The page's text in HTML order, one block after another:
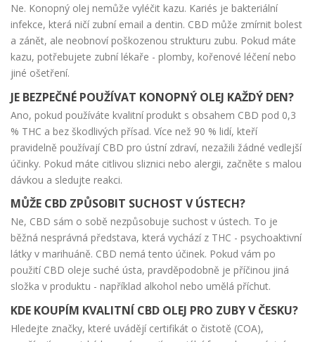
Ne. Konopný olej nemůže vyléčit kazu. Kariés je bakteriální
infekce, která ničí zubní email a dentin. CBD může zmírnit bolest
a zánět, ale neobnoví poškozenou strukturu zubu. Pokud máte
kazu, potřebujete zubní lékaře - plomby, kořenové léčení nebo
jiné ošetření.
JE BEZPEČNÉ POUŽÍVAT KONOPNÝ OLEJ KAŽDÝ DEN?
Ano, pokud používáte kvalitní produkt s obsahem CBD pod 0,3
% THC a bez škodlivých přísad. Více než 90 % lidí, kteří
pravidelně používají CBD pro ústní zdraví, nezažili žádné vedlejší
účinky. Pokud máte citlivou sliznici nebo alergii, začněte s malou
dávkou a sledujte reakci.
MŮŽE CBD ZPŮSOBIT SUCHOST V ÚSTECH?
Ne, CBD sám o sobě nezpůsobuje suchost v ústech. To je
běžná nesprávná představa, která vychází z THC - psychoaktivní
látky v marihuáně. CBD nemá tento účinek. Pokud vám po
použití CBD oleje suché ústa, pravděpodobně je příčinou jiná
složka v produktu - například alkohol nebo umělá příchut.
KDE KOUPÍM KVALITNÍ CBD OLEJ PRO ZUBY V ČESKU?
Hledejte značky, které uvádějí certifikát o čistotě (COA),